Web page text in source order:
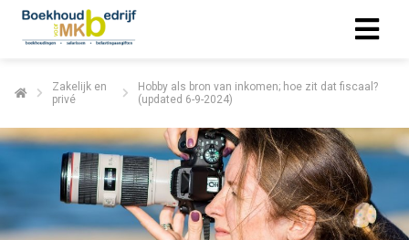
Zakelijk en
privé
Hobby als bron van inkomen; hoe zit dat fiscaal?
(updated 6-9-2024)